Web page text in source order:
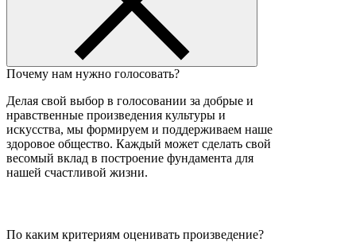
Почему нам нужно голосовать?
Делая свой выбор в голосовании за добрые и
нравственные произведения культуры и
искусства, мы формируем и поддерживаем наше
здоровое общество. Каждый может сделать свой
весомый вклад в построение фундамента для
нашей счастливой жизни.
По каким критериям оценивать произведение?